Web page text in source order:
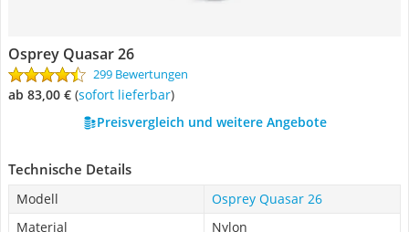
Osprey Quasar 26
299 Bewertungen
ab 83,00 € ( Sofort lieferbar)
Preisvergleich und weitere Angebote
Technische Details
Modell
Osprey Quasar 26
Material
Nylon